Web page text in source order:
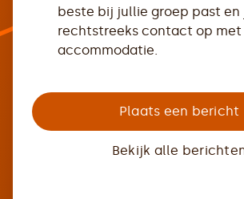
beste bij jullie groep past en
rechtstreeks contact op
accommodatie.
Plaats een bericht
Bekijk alle